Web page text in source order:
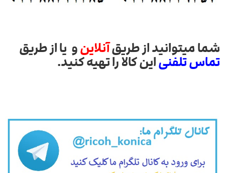
شما میتوانید از طریقآنلاینو یا از طریق
تماس تلفنیاین کالا را تهیه کنید.